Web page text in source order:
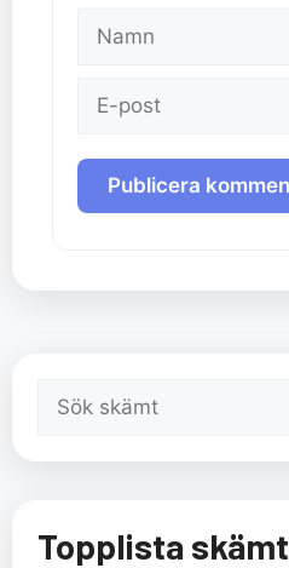
Namn
Sök
Topplista skämt